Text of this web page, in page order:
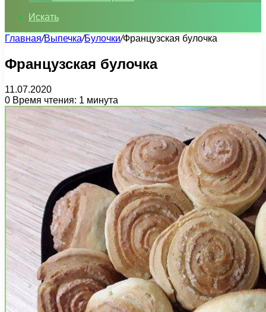
Искать
Главная/Выпечка/Булочки/Французская булочка
Французская булочка
11.07.2020
0 Время чтения: 1 минута